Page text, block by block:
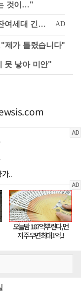
것이…"
제가 틀렸습니다"
못 낳아 미안"